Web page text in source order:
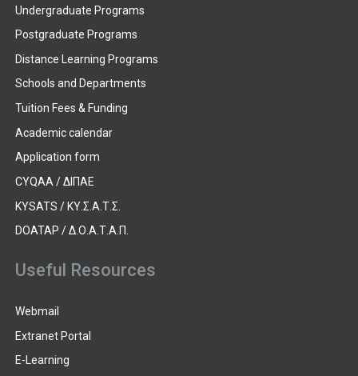
Undergraduate Programs
Postgraduate Programs
Distance Learning Programs
Schools and Departments
Tuition Fees & Funding
Academic calendar
Application form
CYQAA / ΔΙΠΑΕ
KYSATS / ΚΥ.Σ.Α.Τ.Σ.
DOATAP / Δ.Ο.Α.Τ.Α.Π.
Useful Resources
Webmail
Extranet Portal
E-Learning